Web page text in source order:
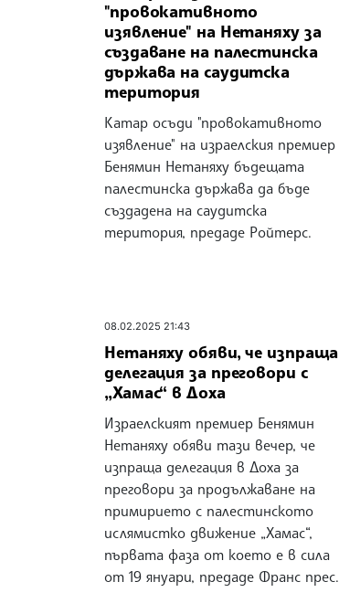
"провокативното
изявление" на Нетаняху за
създаване на палестинска
държава на саудитска
територия
Катар осъди "провокативното
изявление" на израелския премиер
Бенямин Нетаняху бъдещата
палестинска държава да бъде
създадена на саудитска
територия, предаде Ройтерс.
08.02.2025 21:43
Нетаняху обяви, че изпраща
делегация за преговори с
„Хамас“ в Доха
Израелският премиер Бенямин
Нетаняху обяви тази вечер, че
изпраща делегация в Доха за
преговори за продължаване на
примирието с палестинското
ислямистко движение „Хамас“,
първата фаза от което е в сила
от 19 януари, предаде Франс прес.